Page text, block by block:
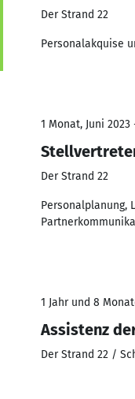
Der Strand 22
Personalakquise
1 Monat, Juni 2023
Der Strand 22
Personalplanung,
1 Jahr und 8
Assistenz
Der Strand 22 /